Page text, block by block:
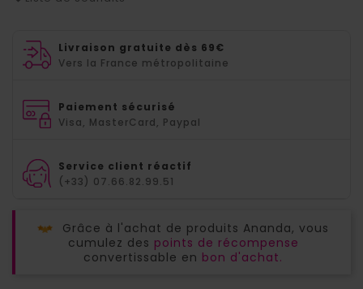
Livraison gratuite dès 69€
Vers la France métropolitaine
Paiement sécurisé
Visa, MasterCard, Paypal
Service client réactif
(+33) 07.66.82.99.51
Grâce à l'achat de produits Ananda, vous
cumulez des points de récompense
convertissable en bon d'achat.